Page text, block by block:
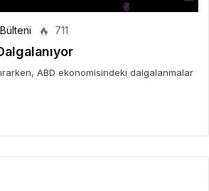
711
ABD ekonomisindeki dalgalanmalar